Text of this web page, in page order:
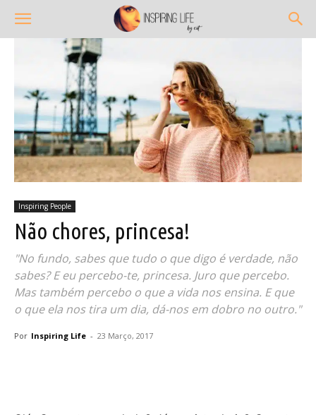
Inspiring People
Não chores, princesa!
"No fundo, sabes que tudo o que digo é verdade, não
sabes? E eu percebo-te, princesa. Juro que percebo.
Mas também percebo o que a vida nos ensina. E que
o que ela nos tira um dia, dá-nos em dobro no outro."
Por Inspiring Life - 23 Março, 2017